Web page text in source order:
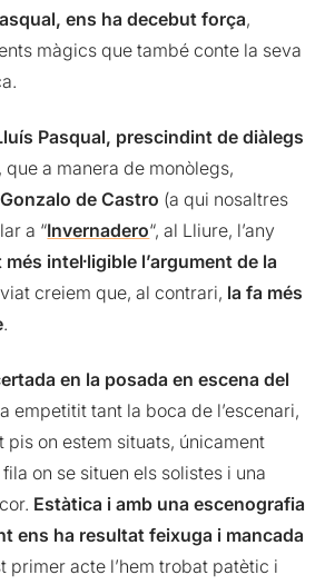
ens ha decebut força,
màgics que també conte la seva
Pasqual, prescindint de diàlegs
, que a manera de monòlegs,
Gonzalo de Castro (a qui nosaltres
a “Invernadero“, al Lliure, l’any
intel·ligible l’argument de la
creiem que, al contrari, la fa més
.
en la posada en escena del
empetitit tant la boca de l’escenari,
pis on estem situats, únicament
on se situen els solistes i una
Estàtica i amb una escenografia
ens ha resultat feixuga i mancada
primer acte l’hem trobat patètic i